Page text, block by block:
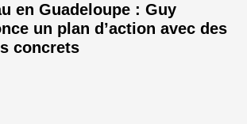
en Guadeloupe : Guy
un plan d’action avec des
concrets